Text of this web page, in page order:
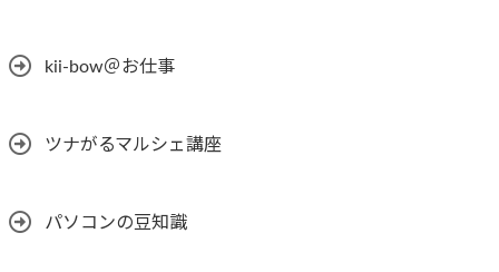
kii-bow＠お仕事
ツナがるマルシェ講座
パソコンの豆知識